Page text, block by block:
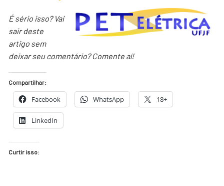
É sério isso? Vai
sair deste
artigo sem
deixar seu comentário? Comente aí!
Compartilhar:
Facebook WhatsApp 18+
LinkedIn
Curtir isso: